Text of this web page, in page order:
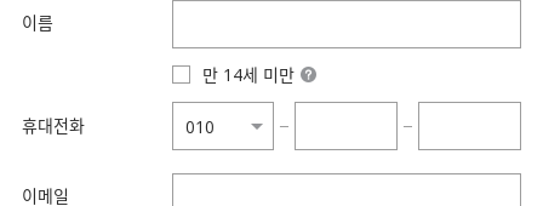
이름
만 14세 미만
휴대전화 − −
이메일